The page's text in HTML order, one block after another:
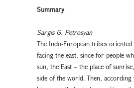
Summary
Sargis G. Petrosyan
The Indo-European tribes oriented
facing the east, since for people
sun, the East – the place of
side of the world. Then, according